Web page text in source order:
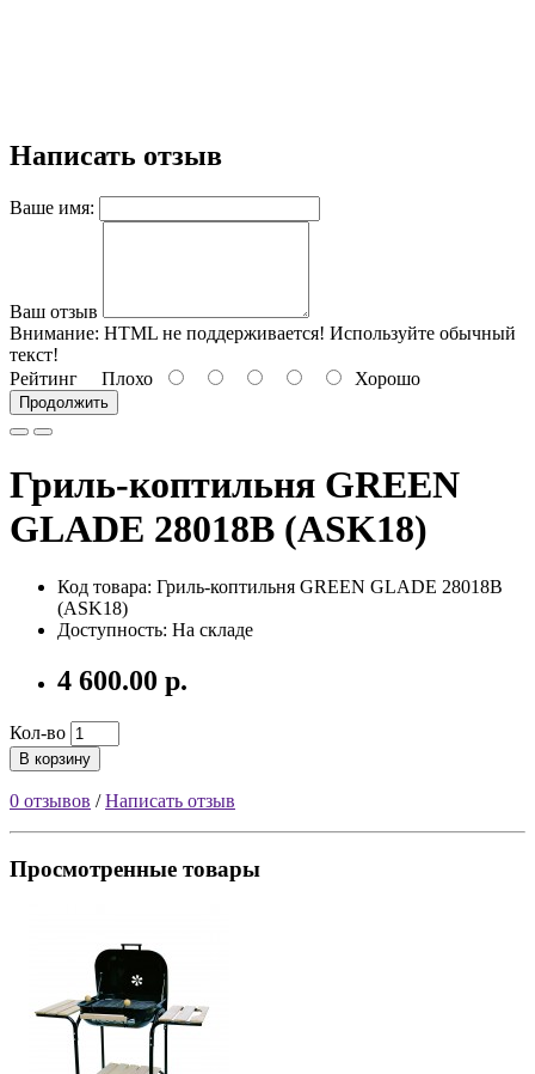
Написать отзыв
Ваше имя:
Ваш отзыв
Внимание: HTML не поддерживается! Используйте обычный
текст!
Рейтинг Плохо Хорошо
Продолжить
Гриль-коптильня GREEN
GLADE 28018B (ASK18)
Код товара: Гриль-коптильня GREEN GLADE 28018B
(ASK18)
Доступность: На складе
4 600.00 р.
Кол-во
В корзину
0 отзывов /Написать отзыв
Просмотренные товары